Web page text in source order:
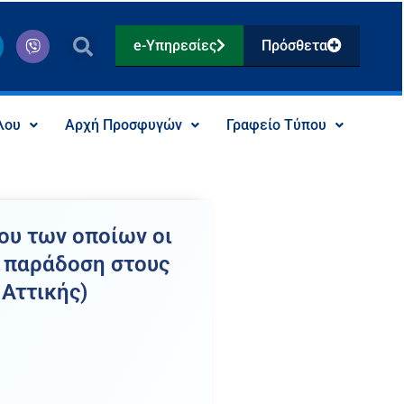
V
i
b
r
e-Υπηρεσίες Πρόσθετα
Αρχή Προσφυγών Γραφείο Τύπου
των οποίων οι
παράδοση στους